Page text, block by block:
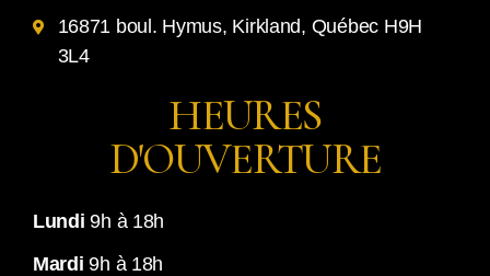
16871 boul. Hymus, Kirkland, Québec H9H
3L4
HEURES
D'OUVERTURE
Lundi 9h à 18h
Mardi 9h à 18h